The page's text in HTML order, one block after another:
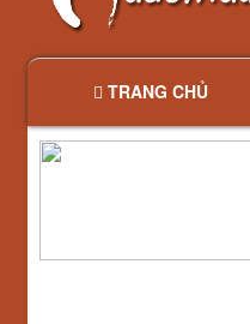
TRANG CHỦ